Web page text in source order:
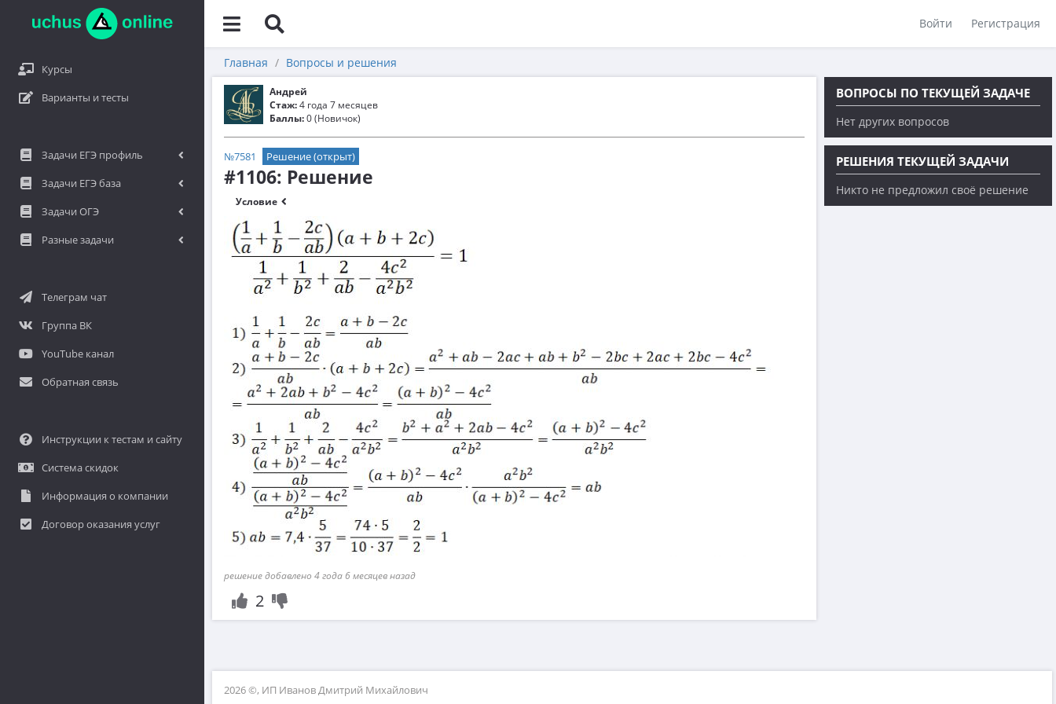
Войти Регистрация
Курсы
Варианты и тесты
Задачи ЕГЭ профиль
Задачи ЕГЭ база
Задачи ОГЭ
Разные задачи
Телеграм чат
Группа ВК
YouTube канал
Обратная связь
Инструкции к тестам и сайту
Система скидок
Информация о компании
Договор оказания услуг
Главная Вопросы и решения
Андрей
Стаж:4 года 7 месяцев
Баллы:0 (Новичок)
№7581 Решение (открыт)
#1106: Решение
Условие
решение добавлено 4 года 6 месяцев назад
2
ВОПРОСЫ ПО ТЕКУЩЕЙ ЗАДАЧЕ
Нет других вопросов
РЕШЕНИЯ ТЕКУЩЕЙ ЗАДАЧИ
Никто не предложил своё решение
2026 ©, ИП Иванов Дмитрий Михайлович